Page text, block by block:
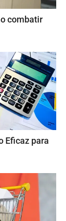
combatir
Eficaz para